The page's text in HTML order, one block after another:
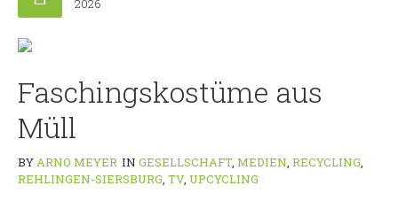
2026
Faschingskostüme aus
Müll
BYARNO MEYER IN GESELLSCHAFT, MEDIEN, RECYCLING,
REHLINGEN-SIERSBURG, TV, UPCYCLING